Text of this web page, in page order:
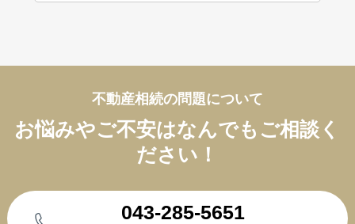
不動産相続の問題について
お悩みやご不安はなんでもご相談く
ださい！
043-285-5651